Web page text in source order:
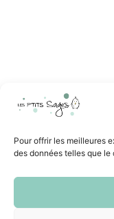
Pour offrir les meilleures
des données telles que